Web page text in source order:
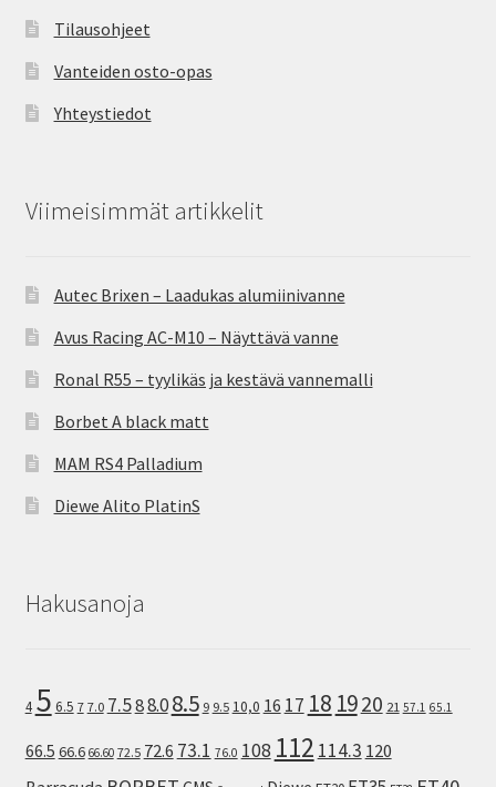
Tilausohjeet
Vanteiden osto-opas
Yhteystiedot
Viimeisimmät artikkelit
Autec Brixen – Laadukas alumiinivanne
Avus Racing AC-M10 – Näyttävä vanne
Ronal R55 – tyylikäs ja kestävä vannemalli
Borbet A black matt
MAM RS4 Palladium
Diewe Alito PlatinS
Hakusanoja
4 5 6.5 7 7.0 7.588.08.5 9 9.5 10,0 16 17 18 1920 21 57.1 65.1
66.5 66.6 66.60 72.5 72.6 73.1 76.0 108 112 114.3 120